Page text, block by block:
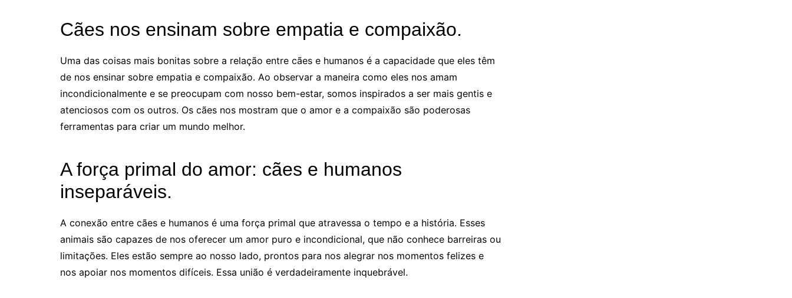
Cães nos ensinam sobre empatia e compaixão.
Uma das coisas mais bonitas sobre a relação entre cães e humanos é a capacidade que eles têm
de nos ensinar sobre empatia e compaixão. Ao observar a maneira como eles nos amam
incondicionalmente e se preocupam com nosso bem-estar, somos inspirados a ser mais gentis e
atenciosos com os outros. Os cães nos mostram que o amor e a compaixão são poderosas
ferramentas para criar um mundo melhor.
A força primal do amor: cães e humanos
inseparáveis.
A conexão entre cães e humanos é uma força primal que atravessa o tempo e a história. Esses
animais são capazes de nos oferecer um amor puro e incondicional, que não conhece barreiras ou
limitações. Eles estão sempre ao nosso lado, prontos para nos alegrar nos momentos felizes e
nos apoiar nos momentos difíceis. Essa união é verdadeiramente inquebrável.